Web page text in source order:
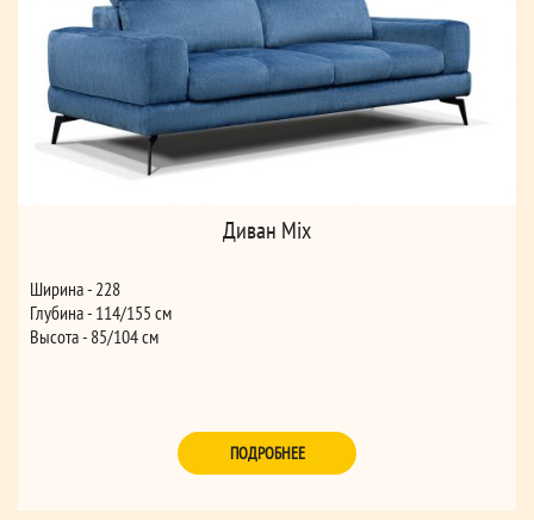
Диван Mix
Ширина - 228
Глубина - 114/155 см
Высота - 85/104 см
ПОДРОБНЕЕ